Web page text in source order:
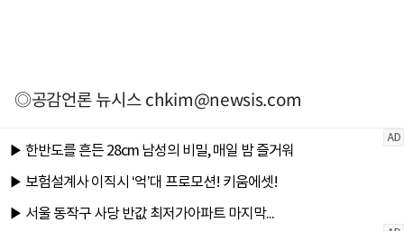
◎공감언론 뉴시스chkim@newsis.com